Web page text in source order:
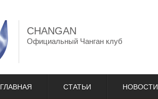
CHANGAN
Официальный Чанган клуб
ГЛАВНАЯ СТАТЬИ НОВОСТИ